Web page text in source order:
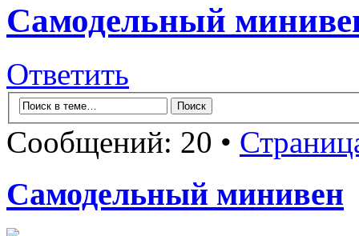
Самодельный
Ответить
Сообщений: 20 •
Самодельный минивен